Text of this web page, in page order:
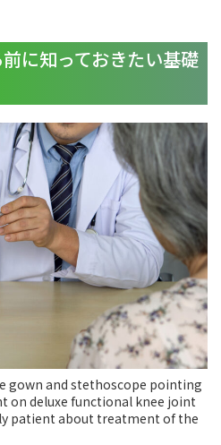
に知っておきたい基礎
gown and stethoscope pointing
on deluxe functional knee joint
patient about treatment of the